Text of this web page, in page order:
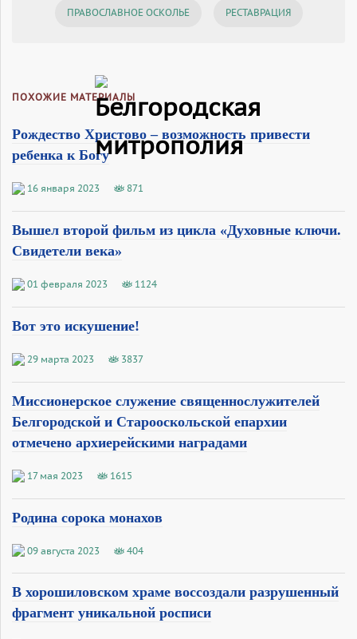
ПРАВОСЛАВНОЕ ОСКОЛЬЕ РЕСТАВРАЦИЯ
ПОХОЖИЕ МАТЕРИАЛЫ
Рождество Христово – возможность привести
ребенка к Богу
16 января 2023 871
Вышел второй фильм из цикла «Духовные ключи.
Свидетели века»
01 февраля 2023 1124
Вот это искушение!
29 марта 2023 3837
Миссионерское служение священнослужителей
Белгородской и Старооскольской епархии
отмечено архиерейскими наградами
17 мая 2023 1615
Родина сорока монахов
09 августа 2023 404
В хорошиловском храме воссоздали разрушенный
фрагмент уникальной росписи